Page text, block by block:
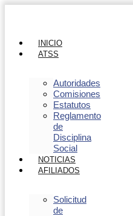
INICIO
ATSS
Autoridades
Comisiones
Estatutos
Reglamento
de
Disciplina
Social
NOTICIAS
AFILIADOS
Solicitud
de